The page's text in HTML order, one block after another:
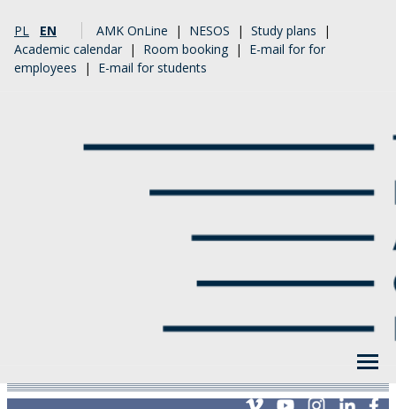
PL EN AMK OnLine | NESOS | Study plans |
Academic calendar | Room booking | E-mail for for
employees | E-mail for students